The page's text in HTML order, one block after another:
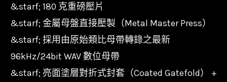
鄧
麗
君
Teresa
Teng
&starf; 180 克重磅壓片
&starf; 金屬母盤直接壓製（Metal Master Press）
&starf; 採用由原始類比母帶轉錄之最新
96kHz/24bit WAV 數位母帶
&starf; 亮面塗層對折式封套（Coated Gatefold） +